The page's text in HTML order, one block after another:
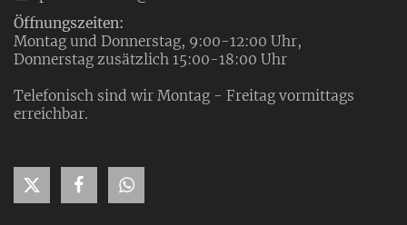
Öffnungszeiten:
Montag und Donnerstag, 9:00-12:00 Uhr,
Donnerstag zusätzlich 15:00-18:00 Uhr
Telefonisch sind wir Montag - Freitag vormittags
erreichbar.